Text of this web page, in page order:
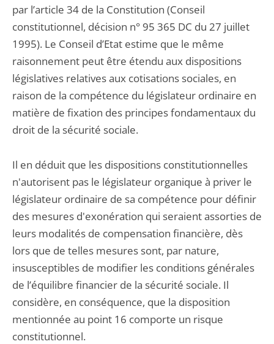
par l’article 34 de la Constitution (Conseil
constitutionnel, décision n° 95 365 DC du 27 juillet
1995). Le Conseil d’Etat estime que le même
raisonnement peut être étendu aux dispositions
législatives relatives aux cotisations sociales, en
raison de la compétence du législateur ordinaire en
matière de fixation des principes fondamentaux du
droit de la sécurité sociale.
Il en déduit que les dispositions constitutionnelles
n'autorisent pas le législateur organique à priver le
législateur ordinaire de sa compétence pour définir
des mesures d'exonération qui seraient assorties de
leurs modalités de compensation financière, dès
lors que de telles mesures sont, par nature,
insusceptibles de modifier les conditions générales
de l’équilibre financier de la sécurité sociale. Il
considère, en conséquence, que la disposition
mentionnée au point 16 comporte un risque
constitutionnel.